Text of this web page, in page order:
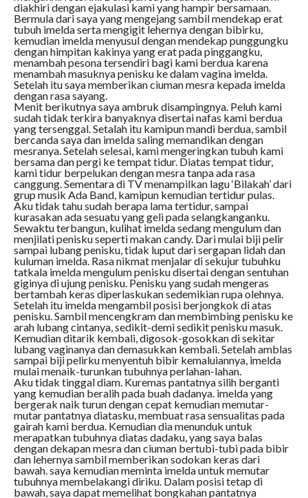
diakhiri dengan ejakulasi kami yang hampir bersamaan.
Bermula dari saya yang mengejang sambil mendekap erat
tubuh imelda serta mengigit lehernya dengan bibirku,
kemudian imelda menyusul dengan mendekap punggungku
dengan himpitan kakinya yang erat pada pinggangku,
menambah pesona tersendiri bagi kami berdua karena
menambah masuknya penisku ke dalam vagina imelda.
Setelah itu saya memberikan ciuman mesra kepada imelda
dengan rasa sayang.
Menit berikutnya saya ambruk disampingnya. Peluh kami
sudah tidak terkira banyaknya disertai nafas kami berdua
yang tersenggal. Setalah itu kamipun mandi berdua, sambil
bercanda saya dan imelda saling memandikan dengan
mesranya. Setelah selesai, kami mengeringkan tubuh kami
bersama dan pergi ke tempat tidur. Diatas tempat tidur,
kami tidur berpelukan dengan mesra tanpa ada rasa
canggung. Sementara di TV menampilkan lagu ‘Bilakah’ dari
grup musik Ada Band, kamipun kemudian tertidur pulas.
Aku tidak tahu sudah berapa lama tertidur, sampai
kurasakan ada sesuatu yang geli pada selangkanganku.
Sewaktu terbangun, kulihat imelda sedang mengulum dan
menjilati penisku seperti makan candy. Dari mulai biji pelir
sampai lubang penisku, tidak luput dari sergapan lidah dan
kuluman imelda. Rasa nikmat menjalar di sekujur tubuhku
tatkala imelda mengulum penisku disertai dengan sentuhan
giginya di ujung penisku. Penisku yang sudah mengeras
bertambah keras diperlaskukan sedemikian rupa olehnya.
Setelah itu imelda mengambil posisi berjongkok di atas
penisku. Sambil mencengkram dan membimbing penisku ke
arah lubang cintanya, sedikit-demi sedikit penisku masuk.
Kemudian ditarik kembali, digosok-gosokkan di sekitar
lubang vaginanya dan demasukkan kembali. Setelah amblas
sampai biji pelirku menyentuh bibir kemaluiannya, imelda
mulai menaik-turunkan tubuhnya perlahan-lahan.
Aku tidak tinggal diam. Kuremas pantatnya silih berganti
yang kemudian beralih pada buah dadanya. imelda yang
bergerak naik turun dengan cepat kemudian memutar-
mutar pantatnya diatasku, membuat rasa sensualitas pada
gairah kami berdua. Kemudian dia menunduk untuk
merapatkan tubuhnya diatas dadaku, yang saya balas
dengan dekapan mesra dan ciuman bertubi-tubi pada bibir
dan lehernya sambil memberikan sodokan keras dari
bawah. saya kemudian meminta imelda untuk memutar
tubuhnya membelakangi diriku. Dalam posisi tetap di
bawah, saya dapat memelihat bongkahan pantatnya